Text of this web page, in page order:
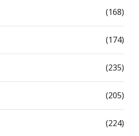
(168)
(174)
(235)
(205)
(224)